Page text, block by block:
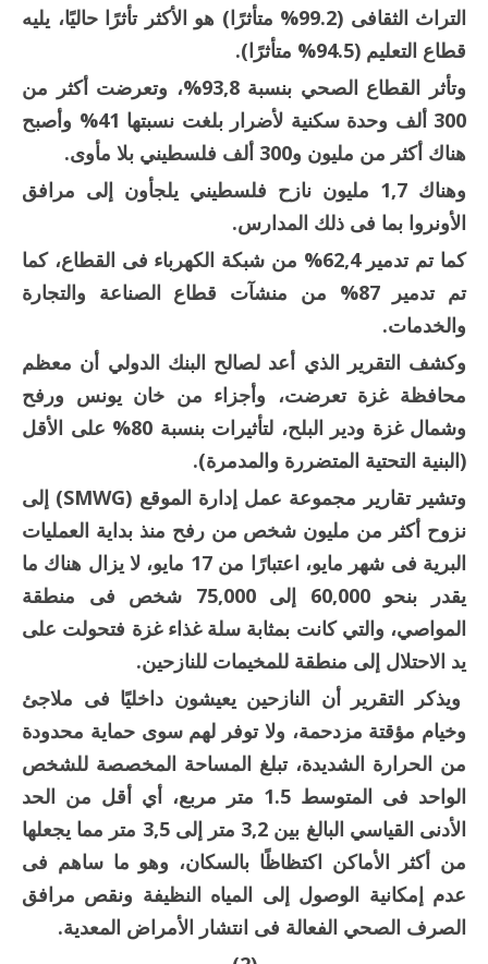
التراث الثقافى (99.2% متأثرًا) هو الأكثر تأثرًا حاليًا، يليه
قطاع التعليم (94.5% متأثرًا).
وتأثر القطاع الصحي بنسبة 93,8%، وتعرضت أكثر من
300 ألف وحدة سكنية لأضرار بلغت نسبتها 41% وأصبح
هناك أكثر من مليون و300 ألف فلسطيني بلا مأوى.
وهناك 1,7 مليون نازح فلسطيني يلجأون إلى مرافق
الأونروا بما فى ذلك المدارس.
كما تم تدمير 62,4% من شبكة الكهرباء فى القطاع، كما
تم تدمير 87% من منشآت قطاع الصناعة والتجارة
والخدمات.
وكشف التقرير الذي أعد لصالح البنك الدولي أن معظم
محافظة غزة تعرضت، وأجزاء من خان يونس ورفح
وشمال غزة ودير البلح، لتأثيرات بنسبة 80% على الأقل
(البنية التحتية المتضررة والمدمرة).
وتشير تقارير مجموعة عمل إدارة الموقع (SMWG) إلى
نزوح أكثر من مليون شخص من رفح منذ بداية العمليات
البرية فى شهر مايو، اعتبارًا من 17 مايو، لا يزال هناك ما
يقدر بنحو 60,000 إلى 75,000 شخص فى منطقة
المواصي، والتي كانت بمثابة سلة غذاء غزة فتحولت على
يد الاحتلال إلى منطقة للمخيمات للنازحين.
ويذكر التقرير أن النازحين يعيشون داخليًا فى ملاجئ
وخيام مؤقتة مزدحمة، ولا توفر لهم سوى حماية محدودة
من الحرارة الشديدة، تبلغ المساحة المخصصة للشخص
الواحد فى المتوسط 1.5 متر مربع، أي أقل من الحد
الأدنى القياسي البالغ بين 3,2 متر إلى 3,5 متر مما يجعلها
من أكثر الأماكن اكتظاظًا بالسكان، وهو ما ساهم فى
عدم إمكانية الوصول إلى المياه النظيفة ونقص مرافق
الصرف الصحي الفعالة فى انتشار الأمراض المعدية.